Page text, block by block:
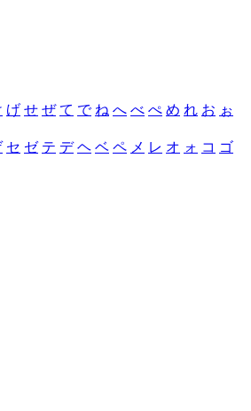
げ せ ぜ て で ね へ べ ぺ め れ お ぉ
セ ゼ テ デ ヘ ベ ペ メ レ オ ォ コ ゴ